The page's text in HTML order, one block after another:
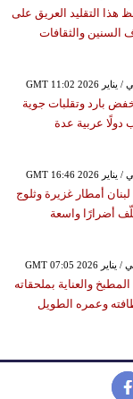
هذا التقليد العريق على
السنين والثقافات
بارد وتقلبات جوية
عربية عدة
أمطار غزيرة وثلوج
أضرارًا واسعة
والعناية بملحقاته
وعمره الطويل